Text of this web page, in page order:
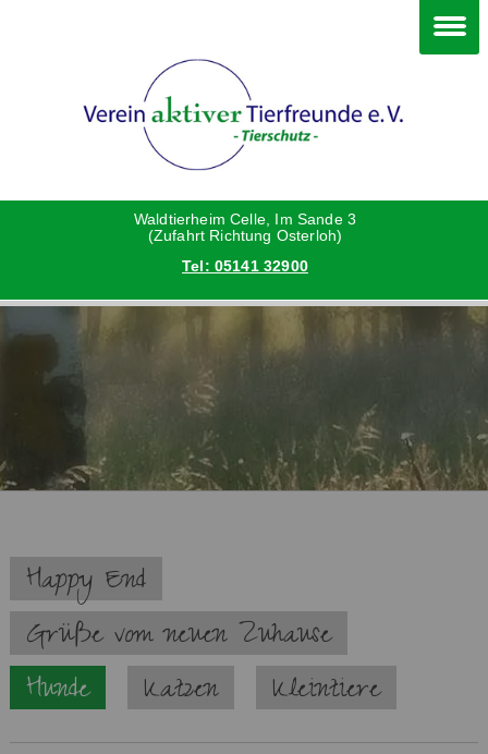
Waldtierheim Celle, Im Sande 3
(Zufahrt Richtung Osterloh)
Tel: 05141 32900
Navigation
überspringen
Happy End
Grüße vom neuen Zuhause
Hunde
Katzen Kleintiere
Katzen
Vermittlungshilfe privat
Danke an die Helfer
Vorstand
Satzung